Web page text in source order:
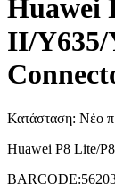
Huawei
II/Y635/
Κατάσταση: Νέο
Huawei P8 Lite/